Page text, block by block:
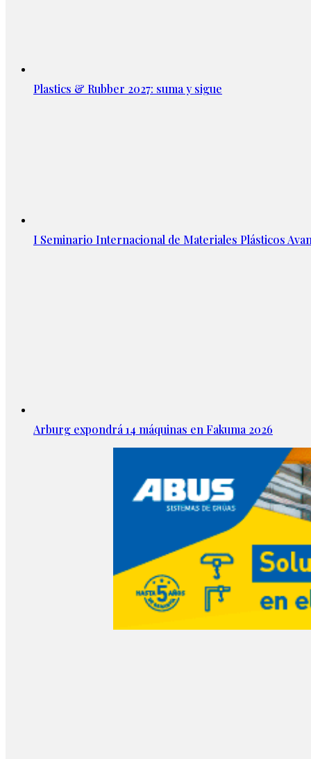
Plastics & Rubber 2027: suma y sigue
I Seminario Internacional de Materiales Plásticos
Arburg expondrá 14 máquinas en Fakuma 2026